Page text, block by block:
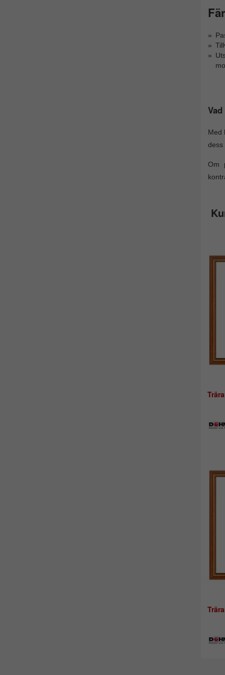
Med
dess
Om